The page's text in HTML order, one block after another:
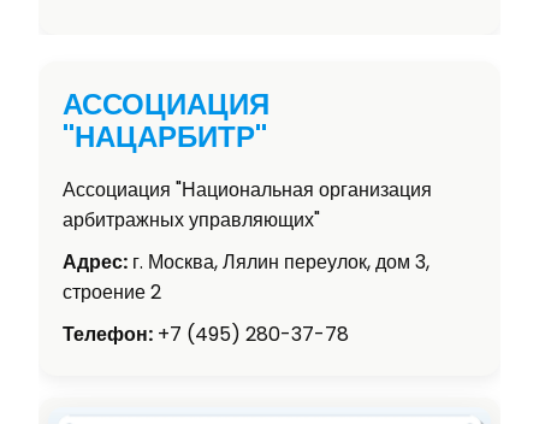
АССОЦИАЦИЯ
"НАЦАРБИТР"
Ассоциация "Национальная организация
арбитражных управляющих"
Адрес: г. Москва, Лялин переулок, дом 3,
строение 2
Телефон: +7 (495) 280-37-78